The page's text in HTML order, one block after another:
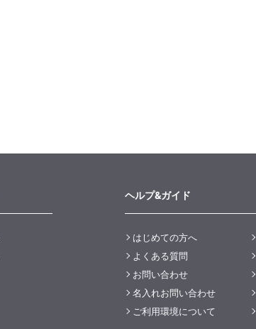
ヘルプ&ガイド
はじめての方へ
よくある質問
お問い合わせ
名入れお問い合わせ
ご利用環境について